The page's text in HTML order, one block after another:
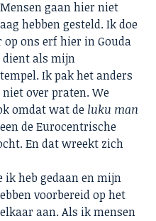
Mensen gaan hier niet
hebben gesteld. Ik doe
ons erf hier in Gouda
dient als mijn
Ik pak het anders
over praten. We
omdat wat de luku man
de Eurocentrische
En dat wreekt zich
ik heb gedaan en mijn
voorbereid op het
aan. Als ik mensen